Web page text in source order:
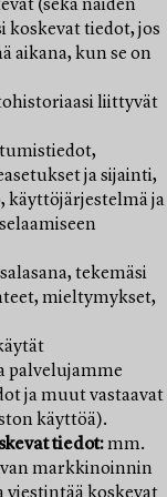
(sekä näiden
koskevat tiedot, jos
aikana, kun se on
liittyvät
ja sijainti,
käyttöjärjestelmä ja
tekemäsi
mieltymykset,
palvelujamme
ja muut vastaavat
käyttöä).
tiedot:mm.
markkinoinnin